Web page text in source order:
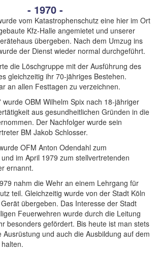
- 1970 -
vom Katastrophenschutz eine hier im Ort
Kfz-Halle angemietet und unserer
übergeben. Nach dem Umzug ins
der Dienst wieder normal durchgeführt.
die Löschgruppe mit der Ausführung des
gleichzeitig ihr 70-jähriges Bestehen.
an allen Festtagen zu verzeichnen.
OBM Wilhelm Spix nach 18-jähriger
aus gesundheitlichen Gründen in die
Der Nachfolger wurde sein
BM Jakob Schlosser.
OFM Anton Odendahl zum
im April 1979 zum stellvertretenden
ernannt.
nahm die Wehr an einem Lehrgang für
teil. Gleichzeitig wurde von der Stadt Köln
übergeben. Das Interesse der Stadt
Feuerwehren wurde durch die Leitung
besonders gefördert. Bis heute ist man stets
und auch die Ausbildung auf dem